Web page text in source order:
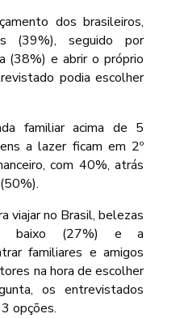
dos brasileiros,
(39%), seguido por
(38%) e abrir o próprio
podia escolher
familiar acima de 5
a lazer ficam em 2º
com 40%, atrás
viajar no Brasil, belezas
baixo (27%) e a
familiares e amigos
na hora de escolher
os entrevistados
opções.